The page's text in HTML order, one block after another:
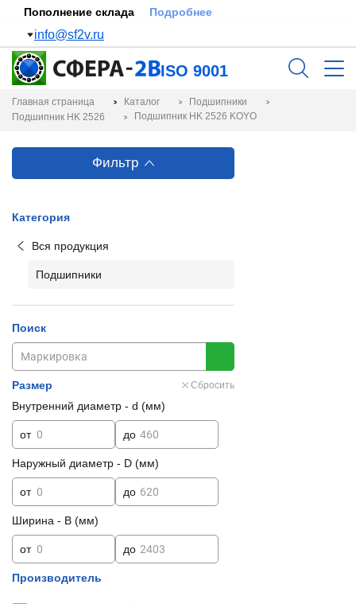
Пополнение склада Подробнее
info@sf2v.ru
ISO 9001
Главная страница Каталог
Подшипники
Подшипник HK 2526
Подшипник HK 2526 KOYO
Фильтр
Категория
Вся продукция
Подшипники
Поиск
Размер Сбросить
Внутренний диаметр - d (мм)
от до
Наружный диаметр - D (мм)
от до
Ширина - B (мм)
от до
Производитель